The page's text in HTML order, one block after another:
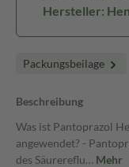
Hersteller:
Packungsbeilage
Beschreibung
Was ist Pantoprazol
angewendet? -
des Säurereflu… Mehr